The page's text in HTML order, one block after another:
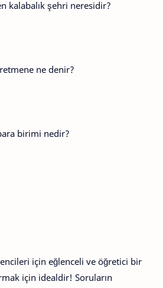
kalabalık şehri neresidir?
ne denir?
birimi nedir?
için eğlenceli ve öğretici bir
için idealdir! Soruların